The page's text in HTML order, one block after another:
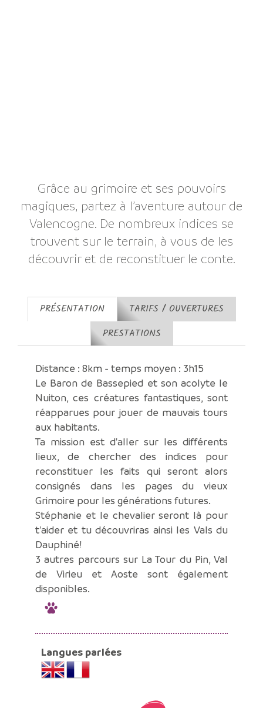
Grâce au grimoire et ses pouvoirs
magiques, partez à l’aventure autour de
Valencogne. De nombreux indices se
trouvent sur le terrain, à vous de les
découvrir et de reconstituer le conte.
PRÉSENTATION
TARIFS / OUVERTURES
PRESTATIONS
Distance : 8km - temps moyen : 3h15
Le Baron de Bassepied et son acolyte le
Nuiton, ces créatures fantastiques, sont
réapparues pour jouer de mauvais tours
aux habitants.
Ta mission est d'aller sur les différents
lieux, de chercher des indices pour
reconstituer les faits qui seront alors
consignés dans les pages du vieux
Grimoire pour les générations futures.
Stéphanie et le chevalier seront là pour
t'aider et tu découvriras ainsi les Vals du
Dauphiné!
3 autres parcours sur La Tour du Pin, Val
de Virieu et Aoste sont également
disponibles.
Langues parlées